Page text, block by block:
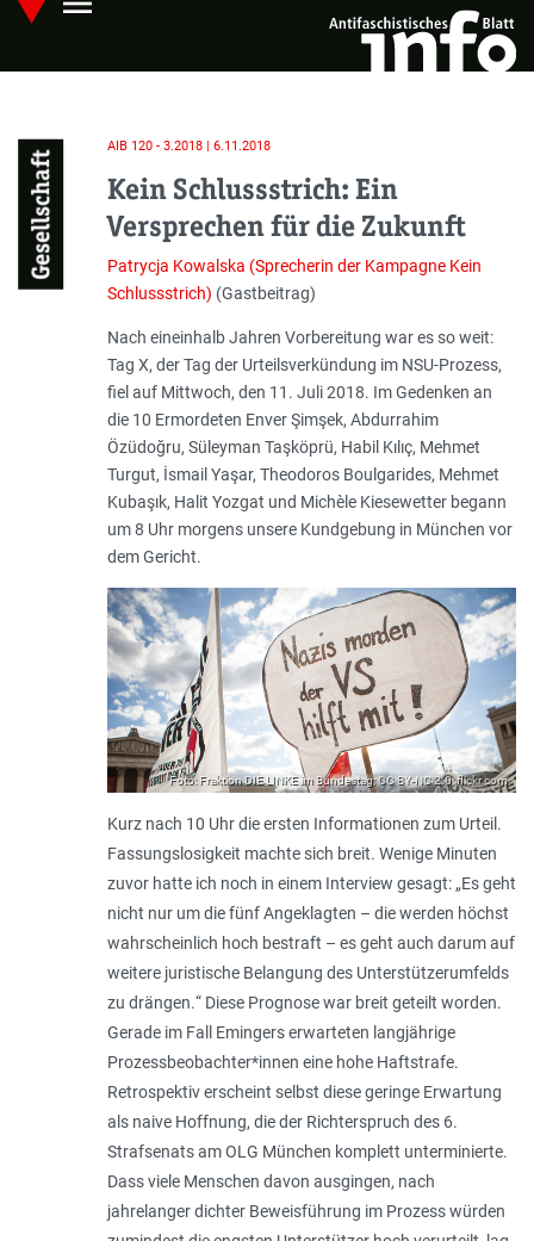
Skip
main
Hauptmenü öffnen
Gesellschaft
AIB 120 - 3.2018 | 6.11.2018
Kein Schlussstrich: Ein
Versprechen für die Zukunft
Patrycja Kowalska (Sprecherin der Kampagne Kein
Schlussstrich) (Gastbeitrag)
Einleitung
Nach eineinhalb Jahren Vorbereitung war es so weit:
Tag X, der Tag der Urteilsverkündung im NSU-Prozess,
fiel auf Mittwoch, den 11. Juli 2018. Im Gedenken an
die 10 Ermordeten Enver Şimşek, Abdurrahim
Özüdoğru, Süleyman Taşköprü, Habil Kılıç, Mehmet
Turgut, İsmail Yaşar, Theodoros Boulgarides, Mehmet
Kubaşık, Halit Yozgat und Michèle Kiese­wetter begann
um 8 Uhr morgens unsere Kundgebung in München vor
dem Gericht.
Foto: Fraktion DIE LINKE im Bundestag; CC BY-NC 2.0; flickr.com
Kurz nach 10 Uhr die ersten Informationen zum Urteil.
Fassungslosigkeit machte sich breit. Wenige Minuten
zuvor hatte ich noch in einem Interview gesagt: „Es geht
nicht nur um die fünf Angeklagten – die werden höchst
wahrscheinlich hoch bestraft – es geht auch darum auf
weitere juristische Belangung des Unterstützerumfelds
zu drängen.“ Diese Prognose war breit geteilt worden.
Gerade im Fall Emingers erwarteten langjährige
Prozessbeobachter*innen eine hohe Haftstrafe.
Retrospektiv erscheint selbst diese geringe Erwartung
als naive Hoffnung, die der Richterspruch des 6.
Strafsenats am OLG München komplett unterminierte.
Dass viele Menschen davon ausgingen, nach
jahrelanger dichter Beweisführung im Prozess würden